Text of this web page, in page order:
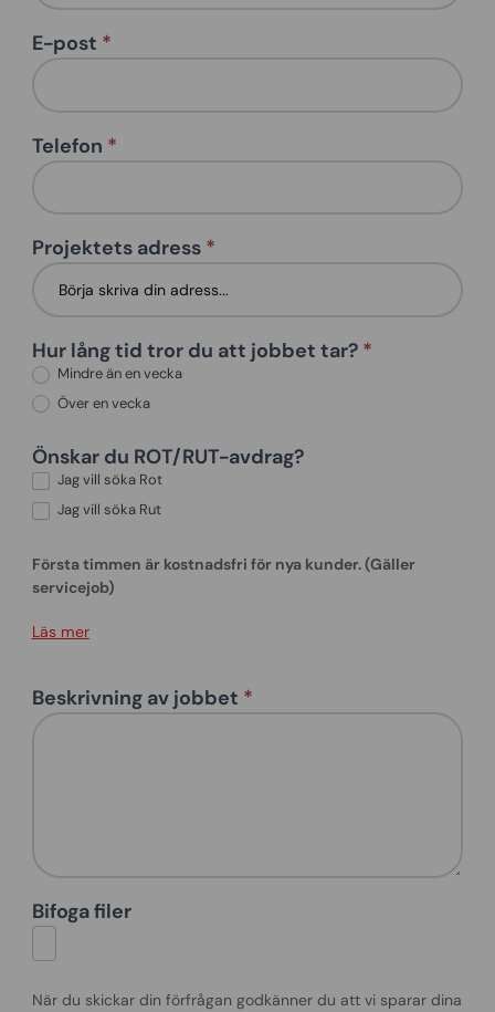
E-post *
Telefon *
Projektets adress *
Hur lång tid tror du att jobbet tar? *
Mindre än en vecka
Över en vecka
Önskar du ROT/RUT-avdrag?
Jag vill söka Rot
Jag vill söka Rut
Första timmen är kostnadsfri för nya kunder. (Gäller
servicejob)
Läs mer
Beskrivning av jobbet *
Bifoga filer
När du skickar din förfrågan godkänner du att vi sparar dina